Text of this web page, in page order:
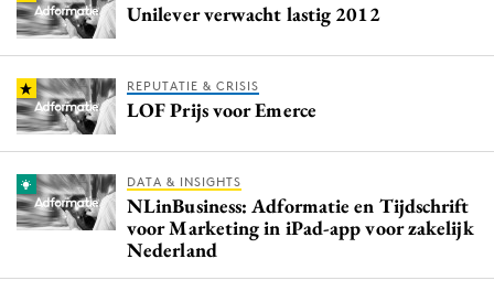
Unilever verwacht lastig 2012
REPUTATIE & CRISIS
LOF Prijs voor Emerce
DATA & INSIGHTS
NLinBusiness: Adformatie en Tijdschrift
voor Marketing in iPad-app voor zakelijk
Nederland